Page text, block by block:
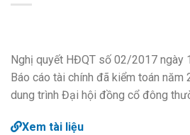
Nghị quyết HĐQT số 02/2017
Báo cáo tài chính đã kiểm toán năm
dung trình Đại hội đồng cổ đông
Xem tài liệu